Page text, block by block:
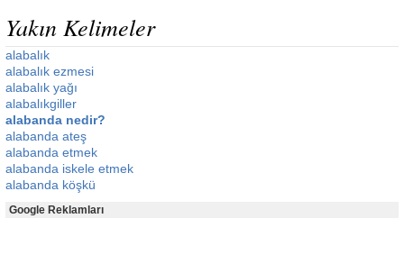
Yakın Kelimeler
alabalık
alabalık ezmesi
alabalık yağı
alabalıkgiller
alabanda nedir?
alabanda ateş
alabanda etmek
alabanda iskele etmek
alabanda köşkü
Google Reklamları